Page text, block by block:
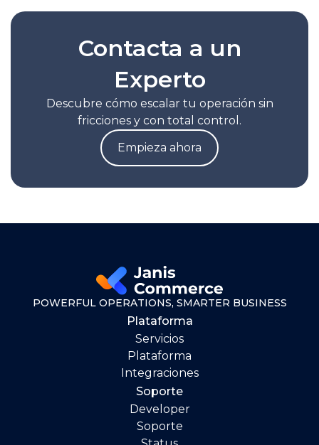
Contacta a un
Experto
Descubre cómo escalar tu operación sin
fricciones y con total control.
Empieza ahora
POWERFUL OPERATIONS, SMARTER BUSINESS
Plataforma
Servicios
Plataforma
Integraciones
Soporte
Developer
Soporte